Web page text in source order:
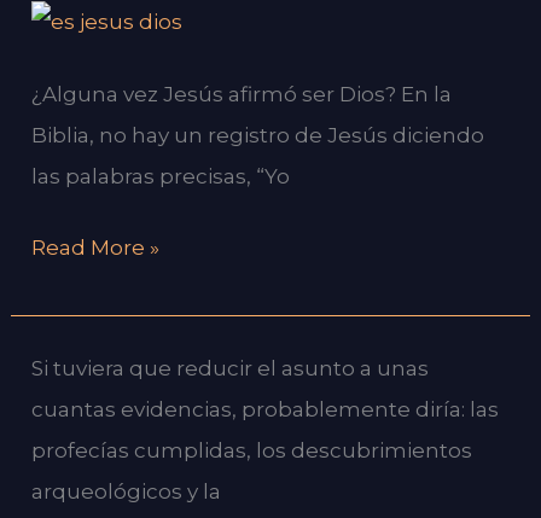
¿Alguna vez Jesús afirmó ser Dios? En la
Biblia, no hay un registro de Jesús diciendo
las palabras precisas, “Yo
¿Alguna
Jesús
afirmó
ser
Read More »
Si tuviera que reducir el asunto a unas
cuantas evidencias, probablemente diría: las
profecías cumplidas, los descubrimientos
arqueológicos y la
¿Qué
evidencia
tiene
usted